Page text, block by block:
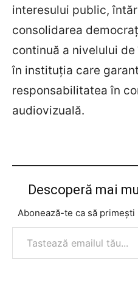
interesului public,
consolidarea
continuă a nivelului
în instituția care
responsabilitatea în
audiovizuală.
Descoperă mai
Abonează-te ca să
Tastează emailul tău...